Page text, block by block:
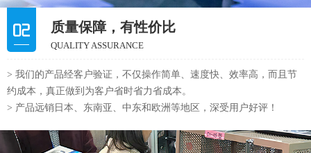
质量保障，有性价比
QUALITY ASSURANCE
> 我们的产品经客户验证，不仅操作简单、速度快、效率高，而且节
约成本，真正做到为客户省时省力省成本。
> 产品远销日本、东南亚、中东和欧洲等地区，深受用户好评！